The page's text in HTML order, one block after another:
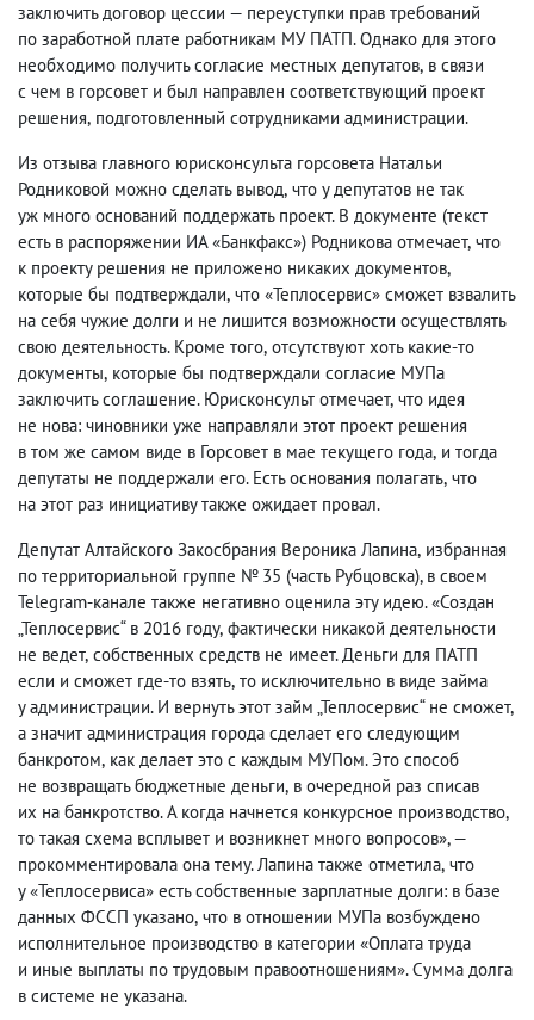
заключить договор цессии — переуступки прав требований
по заработной плате работникам МУ ПАТП. Однако для этого
необходимо получить согласие местных депутатов, в связи
с чем в горсовет и был направлен соответствующий проект
решения, подготовленный сотрудниками администрации.
Из отзыва главного юрисконсульта горсовета Натальи
Родниковой можно сделать вывод, что у депутатов не так
уж много оснований поддержать проект. В документе (текст
есть в распоряжении ИА «Банкфакс») Родникова отмечает, что
к проекту решения не приложено никаких документов,
которые бы подтверждали, что «Теплосервис» сможет взвалить
на себя чужие долги и не лишится возможности осуществлять
свою деятельность. Кроме того, отсутствуют хоть какие-то
документы, которые бы подтверждали согласие МУПа
заключить соглашение. Юрисконсульт отмечает, что идея
не нова: чиновники уже направляли этот проект решения
в том же самом виде в Горсовет в мае текущего года, и тогда
депутаты не поддержали его. Есть основания полагать, что
на этот раз инициативу также ожидает провал.
Депутат Алтайского Закосбрания Вероника Лапина, избранная
по территориальной группе № 35 (часть Рубцовска), в своем
Telegram-канале также негативно оценила эту идею. «Создан
„Теплосервис“ в 2016 году, фактически никакой деятельности
не ведет, собственных средств не имеет. Деньги для ПАТП
если и сможет где-то взять, то исключительно в виде займа
у администрации. И вернуть этот займ „Теплосервис“ не сможет,
а значит администрация города сделает его следующим
банкротом, как делает это с каждым МУПом. Это способ
не возвращать бюджетные деньги, в очередной раз списав
их на банкротство. А когда начнется конкурсное производство,
то такая схема всплывет и возникнет много вопросов», —
прокомментировала она тему. Лапина также отметила, что
у «Теплосервиса» есть собственные зарплатные долги: в базе
данных ФССП указано, что в отношении МУПа возбуждено
исполнительное производство в категории «Оплата труда
и иные выплаты по трудовым правоотношениям». Сумма долга
в системе не указана.